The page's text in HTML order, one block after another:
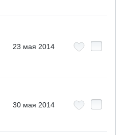
23 мая 2014
30 мая 2014